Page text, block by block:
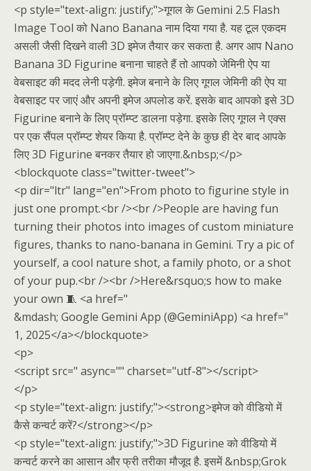
<p style="text-align: justify;">गूगल के Gemini 2.5 Flash
Image Tool को Nano Banana नाम दिया गया है. यह टूल एकदम
असली जैसी दिखने वाली 3D इमेज तैयार कर सकता है. अगर आप Nano
Banana 3D Figurine बनाना चाहते हैं तो आपको जेमिनी ऐप या
वेबसाइट की मदद लेनी पड़ेगी. इमेज बनाने के लिए गूगल जेमिनी की ऐप या
वेबसाइट पर जाएं और अपनी इमेज अपलोड करें. इसके बाद आपको इसे 3D
Figurine बनाने के लिए प्रॉम्प्ट डालना पड़ेगा. इसके लिए गूगल ने एक्स
पर एक सैंपल प्रॉम्प्ट शेयर किया है. प्रॉम्प्ट देने के कुछ ही देर बाद आपके
लिए 3D Figurine बनकर तैयार हो जाएगा.&nbsp;</p>
<blockquote class="twitter-tweet">
<p dir="ltr" lang="en">From photo to figurine style in
just one prompt.<br /><br />People are having fun
turning their photos into images of custom miniature
figures, thanks to nano-banana in Gemini. Try a pic of
yourself, a cool nature shot, a family photo, or a shot
of your pup.<br /><br />Here&rsquo;s how to make
your own 🧵 <a href="
&mdash; Google Gemini App (@GeminiApp) <a href="
1, 2025</a></blockquote>
<p>
<script src=" async="" charset="utf-8"></script>
</p>
<p style="text-align: justify;"><strong>इमेज को वीडियो में
कैसे कन्वर्ट करें?</strong></p>
<p style="text-align: justify;">3D Figurine को वीडियो में
कन्वर्ट करने का आसान और फ्री तरीका मौजूद है. इसमें &nbsp;Grok